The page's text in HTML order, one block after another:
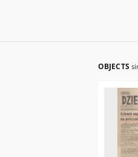
OBJECTS